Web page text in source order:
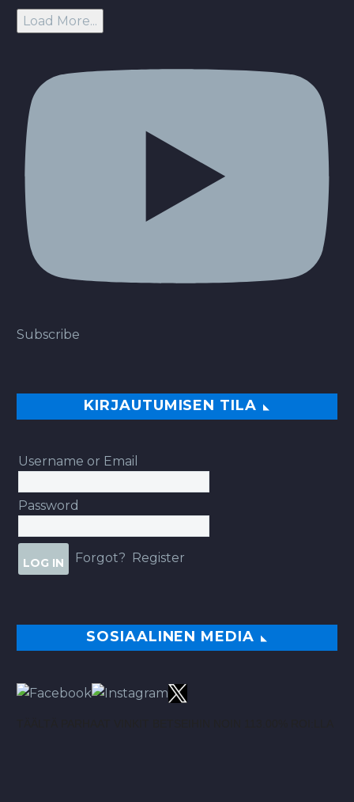
Load More...
Subscribe
KIRJAUTUMISEN TILA
Username or Email
Password
Forgot? Register
SOSIAALINEN MEDIA